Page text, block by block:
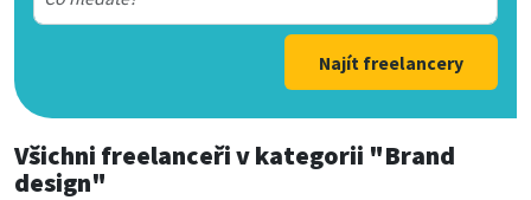
Najít freelancery
Všichni freelanceřiv kategorii "Brand
design"